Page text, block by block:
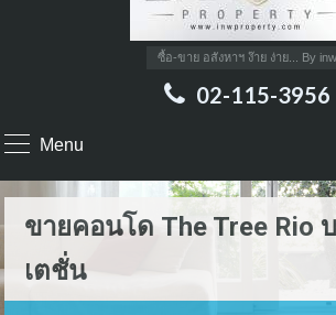
ซื้อ-ขาย อสังหาฯ ง๊าย ง่าย... By inw
02-115-3956
Menu
ขายคอนโด The Tree Rio
เตชั่น